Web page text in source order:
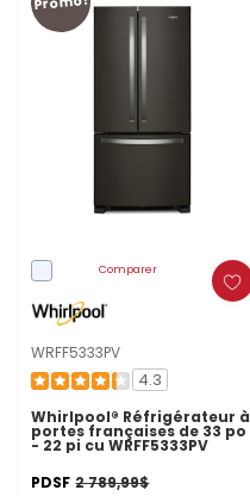
Comparer
WRFF5333PV
4.3
Whirlpool® Réfrigérateur à
portes françaises de 33 po
- 22 pi cu WRFF5333PV
PDSF 2 789,99$